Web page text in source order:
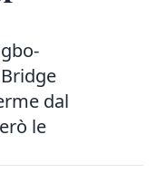
dal
le